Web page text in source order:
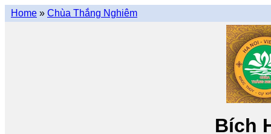
Home » Chùa Thắng Nghiêm
Bích